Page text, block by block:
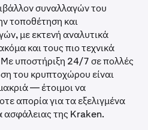
συναλλαγών του
τοποθέτηση και
με εκτενή αναλυτικά
και τους πιο τεχνικά
υποστήριξη 24/7 σε πολλές
του κρυπτοχώρου είναι
— έτοιμοι να
απορία για τα εξελιγμένα
της Kraken.